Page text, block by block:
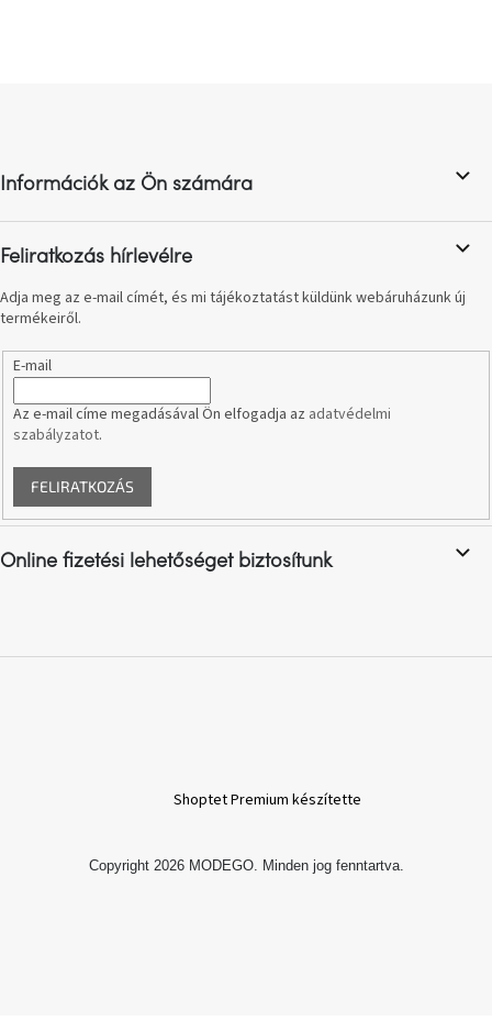
belső
tér
Woodman
kedvezményesen
Anyák
Egy
étkező,
amely
szórakoztat!
A
8.
megünneplése
utalványok
éInformációk az Ön számára
Feliratkozás hírlevélre
Adja meg az e-mail címét, és mi tájékoztatást küldünk webáruházunk új
termékeiről.
E-mail
Az e-mail címe megadásával Ön elfogadja az adatvédelmi
szabályzatot.
FELIRATKOZÁS
Online fizetési lehetőséget biztosítunk
Shoptet Premium készítette
Copyright 2026 MODEGO. Minden jog fenntartva.